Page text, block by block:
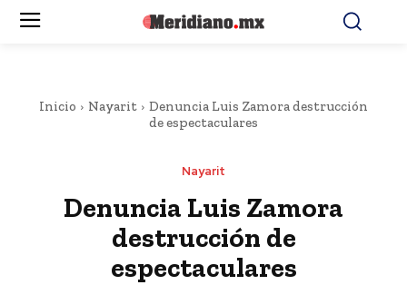
Inicio Nayarit
Denuncia Luis Zamora destrucción
de espectaculares
Nayarit
Denuncia Luis Zamora
destrucción de
espectaculares